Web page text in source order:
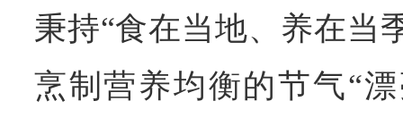
秉持“食在当地、养在当
烹制营养均衡的节气“